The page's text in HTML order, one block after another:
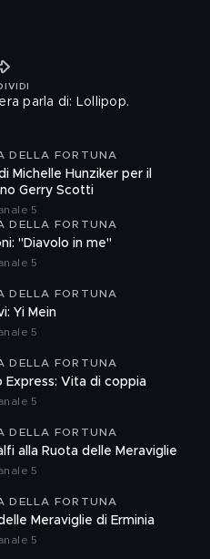
parla di: Lollipop.
DELLA FORTUNA
Michelle Hunziker per il
Gerry Scotti
5
DELLA FORTUNA
"Diavolo in me"
5
DELLA FORTUNA
Yi Mein
5
DELLA FORTUNA
Express: Vita di coppia
5
DELLA FORTUNA
alla Ruota delle Meraviglie
5
DELLA FORTUNA
Meraviglie di Erminia
5